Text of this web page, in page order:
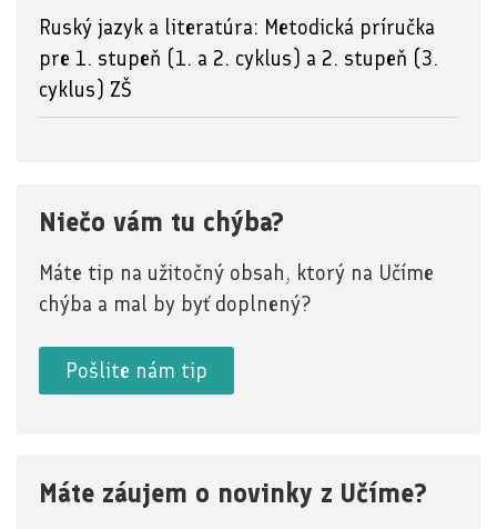
Ruský jazyk a literatúra: Metodická príručka
pre 1. stupeň (1. a 2. cyklus) a 2. stupeň (3.
cyklus) ZŠ
Niečo vám tu chýba?
Máte tip na užitočný obsah, ktorý na Učíme
chýba a mal by byť doplnený?
Pošlite nám tip
Máte záujem o novinky z Učíme?